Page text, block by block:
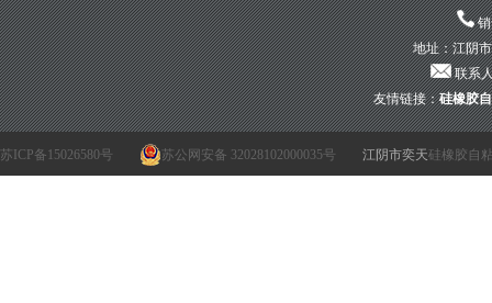
销
地址：江阴
联系
友情链接：硅橡胶
苏ICP备15026580号 苏公网安备 32028102000035号 江阴市奕天硅橡胶自